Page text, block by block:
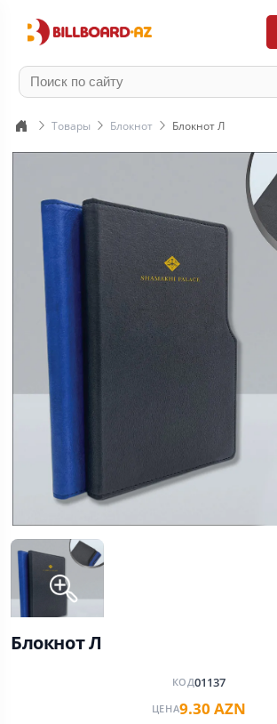
Товары Блокнот Блокнот Л
Блокнот Л
КОД01137
ЦЕНА9.30 AZN